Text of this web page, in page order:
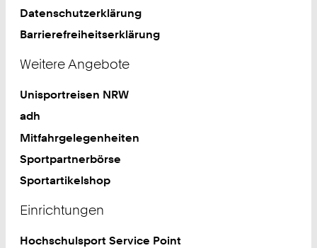
Datenschutzerklärung
Barrierefreiheitserklärung
Weitere Angebote
Unisportreisen NRW
adh
Mitfahrgelegenheiten
Sportpartnerbörse
Sportartikelshop
Einrichtungen
Hochschulsport Service Point